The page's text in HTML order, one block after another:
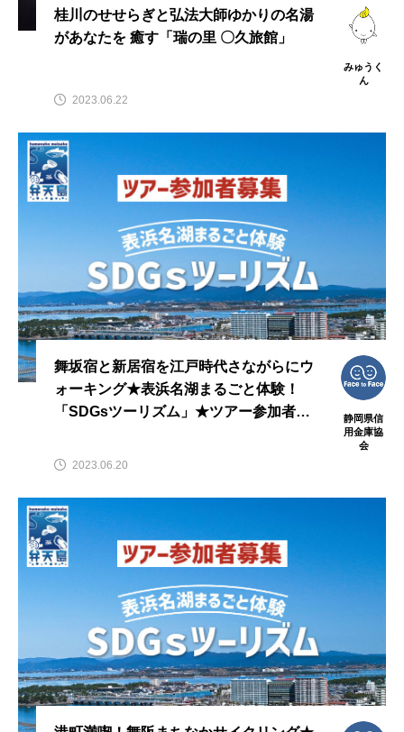
桂川のせせらぎと弘法大師ゆかりの名湯
があなたを 癒す「瑞の里 〇久旅館」
みゅうく
ん
2023.06.22
舞坂宿と新居宿を江戸時代さながらにウ
ォーキング★表浜名湖まるごと体験！
「SDGsツーリズム」★ツアー参加者募
静岡県信
用金庫協
会
2023.06.20